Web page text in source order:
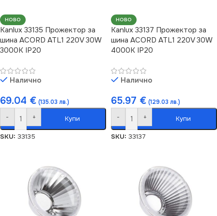
НОВО
Kanlux 33135 Прожектор за
шина ACORD ATL1 220V 30W
3000K IP20
Налично
69.04 € (135.03 лв.)
- + Купи
SKU: 33135
НОВО
Kanlux 33137 Прожектор за
шина ACORD ATL1 220V 30W
4000K IP20
Налично
65.97 € (129.03 лв.)
- + Купи
SKU: 33137